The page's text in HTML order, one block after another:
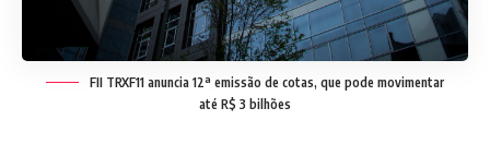
FII TRXF11 anuncia 12ª emissão de cotas, que pode movimentar
até R$ 3 bilhões